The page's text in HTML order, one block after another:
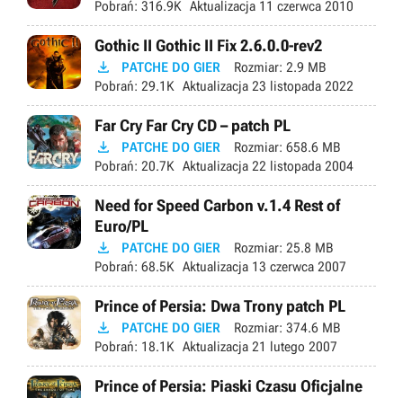
Pobrań: 316.9K Aktualizacja 11 czerwca 2010
Gothic II Gothic II Fix 2.6.0.0-rev2
 PATCHE DO GIER Rozmiar: 2.9 MB
Pobrań: 29.1K Aktualizacja 23 listopada 2022
Far Cry Far Cry CD – patch PL
 PATCHE DO GIER Rozmiar: 658.6 MB
Pobrań: 20.7K Aktualizacja 22 listopada 2004
Need for Speed Carbon v.1.4 Rest of
Euro/PL
 PATCHE DO GIER Rozmiar: 25.8 MB
Pobrań: 68.5K Aktualizacja 13 czerwca 2007
Prince of Persia: Dwa Trony patch PL
 PATCHE DO GIER Rozmiar: 374.6 MB
Pobrań: 18.1K Aktualizacja 21 lutego 2007
Prince of Persia: Piaski Czasu Oficjalne